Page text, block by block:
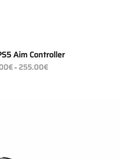
Aim Controller
€– 255.00€Preisspanne:
149.00€